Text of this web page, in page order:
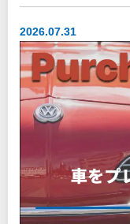
2026.07.31